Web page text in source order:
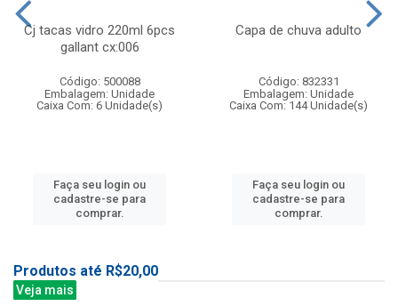
Cj tacas vidro 220ml 6pcs
gallant cx:006
Código: 500088
Embalagem: Unidade
Caixa Com: 6 Unidade(s)
Faça seu login ou
cadastre-se para
comprar.
Capa de chuva adulto
Código: 832331
Embalagem: Unidade
Caixa Com: 144 Unidade(s)
Faça seu login ou
cadastre-se para
comprar.
Produtos até R$20,00
Veja mais